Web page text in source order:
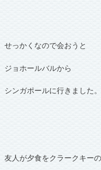
せっかくなので会おうと
ジョホールバルから
シンガポールに行きました。
友人が夕食をクラークキーの